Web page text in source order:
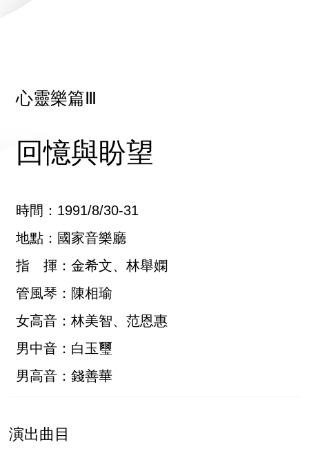
心靈樂篇Ⅲ
回憶與盼望
時間：1991/8/30-31
地點：國家音樂廳
指 揮：金希文、林舉嫻
管風琴：陳相瑜
女高音：林美智、范恩惠
男中音：白玉璽
男高音：錢善華
演出曲目